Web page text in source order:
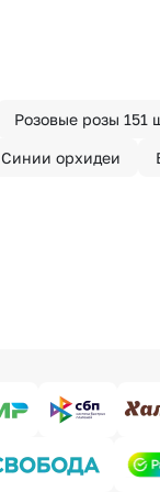
Розовые розы 151
Синии орхидеи